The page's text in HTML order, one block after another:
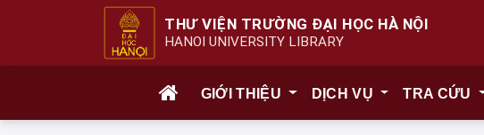
THƯ VIỆN TRƯỜNG ĐẠI HỌC HÀ NỘI
HANOI UNIVERSITY LIBRARY
GIỚI THIỆU DỊCH VỤ TRA CỨU